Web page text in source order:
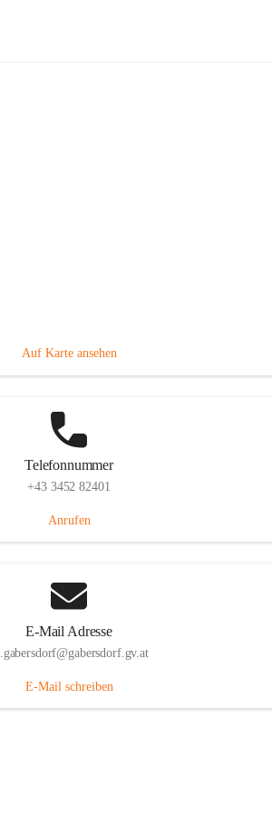
Auf Karte ansehen
Telefonnummer
+43 3452 82401
Anrufen
E-Mail Adresse
E-Mail schreiben